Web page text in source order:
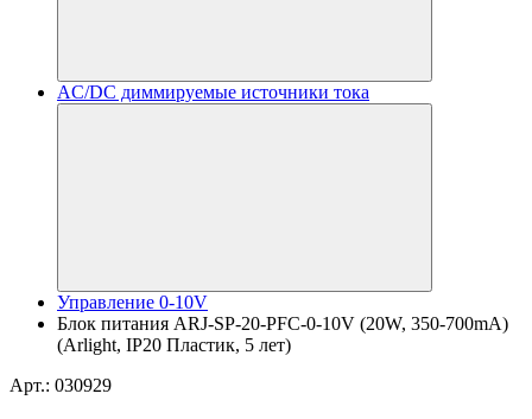
AC/DC диммируемые источники тока
Управление 0-10V
Блок питания ARJ-SP-20-PFC-0-10V (20W, 350-700mA)
(Arlight, IP20 Пластик, 5 лет)
Арт.: 030929